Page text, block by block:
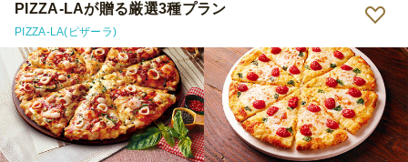
PIZZA-LAが贈る厳選3種プラン
PIZZA-LA(ピザーラ)